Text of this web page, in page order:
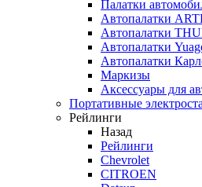
Палатки
Автопалатки
Автопалатки
Автопалатки
Автопалатки
Маркизы
Аксессуары для
Портативные
Рейлинги
Назад
Рейлинги
Chevrolet
CITROEN